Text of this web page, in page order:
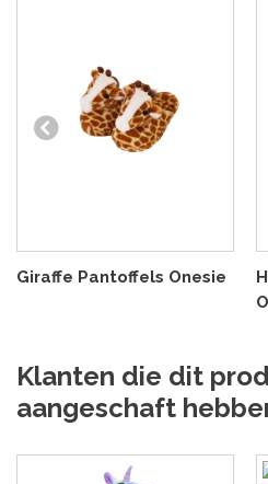
Giraffe Pantoffels Onesie
Klanten die dit
aangeschaft